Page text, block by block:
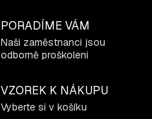
PORADÍME VÁM
Naši zaměstnanci jsou
odborně proškoleni
VZOREK K NÁKUPU
Vyberte si v košíku